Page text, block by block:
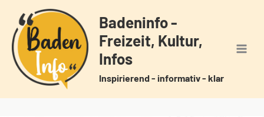
Inhalt
springen
Badeninfo -
Freizeit, Kultur,
Infos
Inspirierend - informativ - klar